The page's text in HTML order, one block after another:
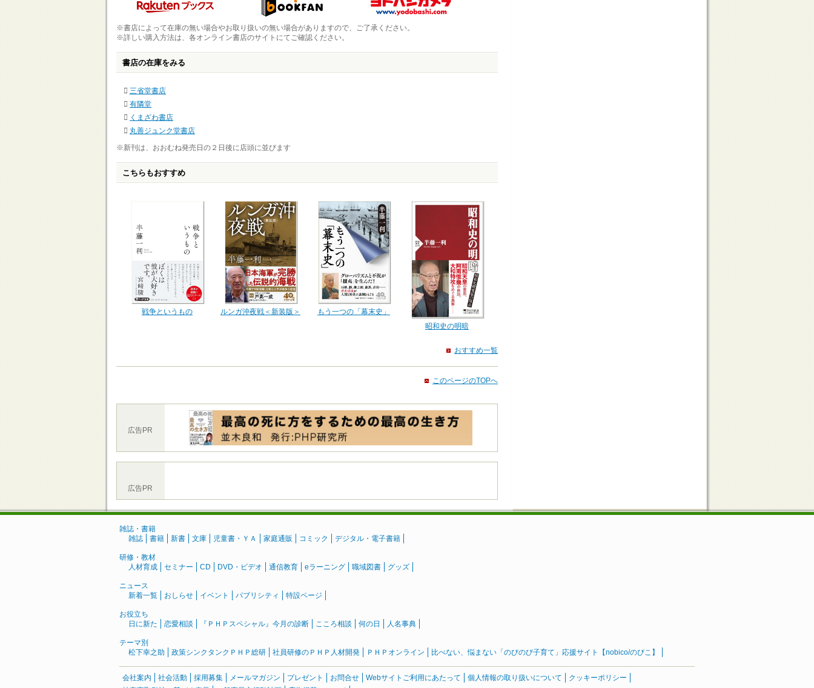
※書店によって在庫の無い場合やお取り扱いの無い場合がありますので、ご了承ください。
※詳しい購入方法は、各オンライン書店のサイトにてご確認ください。
書店の在庫をみる
三省堂書店
有隣堂
くまざわ書店
丸善ジュンク堂書店
※新刊は、おおむね発売日の２日後に店頭に並びます
こちらもおすすめ
戦争というもの ルンガ沖夜戦＜新装版＞
もう一つの「幕末史」
昭和史の明暗
おすすめ一覧
このページのTOPへ
広告PR
広告PR
雑誌・書籍
雑誌
書籍 新書 文庫 児童書・ＹＡ 家庭通販 コミック デジタル・電子書籍
研修・教材
人材育成
セミナー CD DVD・ビデオ 通信教育 eラーニング 職域図書 グッズ
ニュース
新着一覧
おしらせ イベント パブリシティ 特設ページ
お役立ち
日に新た
恋愛相談 『ＰＨＰスペシャル』今月の診断 こころ相談 何の日 人名事典
テーマ別
松下幸之助
政策シンクタンクＰＨＰ総研 社員研修のＰＨＰ人材開発 ＰＨＰオンライン 比べない、悩まない「のびのび子育て」応援サイト【nobico/のびこ】
会社案内 社会活動 採用募集 メールマガジン プレゼント お問合せ Webサイトご利用にあたって 個人情報の取り扱いについて
クッキーポリシー